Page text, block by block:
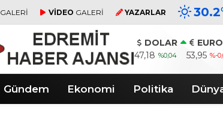
GALERİ VİDEO GALERİ YAZARLAR 30.2
DOLAR
47,18 %0,04
EURO
53,95 %-
Gündem Ekonomi Politika